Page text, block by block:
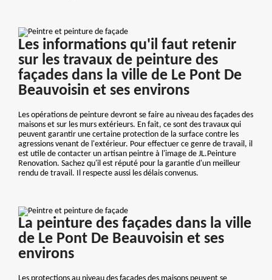
Les informations qu'il faut retenir
sur les travaux de peinture des
façades dans la ville de Le Pont De
Beauvoisin et ses environs
Les opérations de peinture devront se faire au niveau des façades des
maisons et sur les murs extérieurs. En fait, ce sont des travaux qui
peuvent garantir une certaine protection de la surface contre les
agressions venant de l'extérieur. Pour effectuer ce genre de travail, il
est utile de contacter un artisan peintre à l'image de JL.Peinture
Renovation. Sachez qu'il est réputé pour la garantie d'un meilleur
rendu de travail. Il respecte aussi les délais convenus.
La peinture des façades dans la ville
de Le Pont De Beauvoisin et ses
environs